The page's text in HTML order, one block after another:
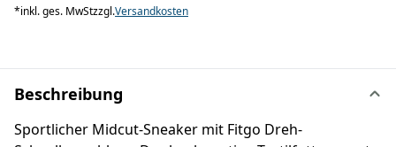
*inkl. ges. MwStzzgl.Versandkosten
Beschreibung
Sportlicher Midcut-Sneaker mit Fitgo Dreh-